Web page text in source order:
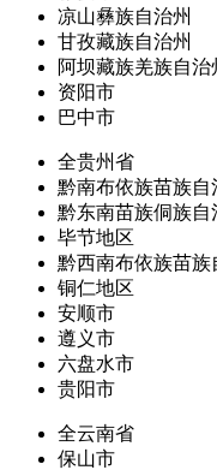
凉山彝族自治州
甘孜藏族自治州
阿坝藏族羌族自治
资阳市
巴中市
全贵州省
黔南布依族苗族自
黔东南苗族侗族自
毕节地区
黔西南布依族苗族
铜仁地区
安顺市
遵义市
六盘水市
贵阳市
全云南省
保山市